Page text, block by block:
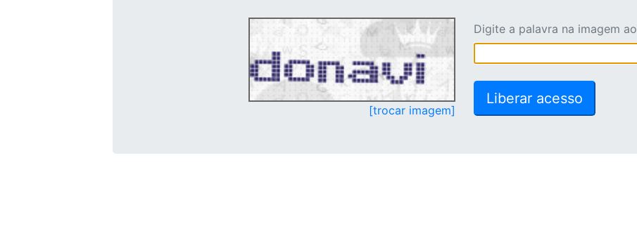
[trocar imagem]
Digite a palavra na imagem